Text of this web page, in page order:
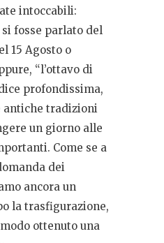
intoccabili:
fosse parlato del
15 Agosto o
“l’ottavo di
profondissima,
antiche tradizioni
un giorno alle
Come se a
dei
ancora un
la trasfigurazione,
ottenuto una